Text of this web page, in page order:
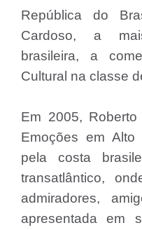
República do
Cardoso, a
brasileira, a
Cultural na classe
Em 2005,
Emoções em Alto
pela costa
transatlântico,
admiradores,
apresentada em